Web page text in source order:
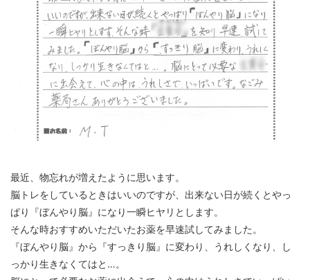
最近、物忘れが増えたように思います。
脳トレをしているときはいいのですが、出来ない日が続くとやっ
ぱり『ぼんやり脳』になり一瞬ヒヤリとします。
そんな時おすすめいただいたお薬を早速試してみました。
『ぼんやり脳』から『すっきり脳』に変わり、うれしくなり、し
っかり生きなくてはと…。